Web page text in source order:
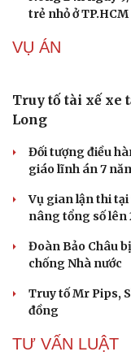
Cải chính
treo, thay thế
Bộ Công an đẩy
thông tin cư trú
TIN NÓNG
Tây Ninh cảnh